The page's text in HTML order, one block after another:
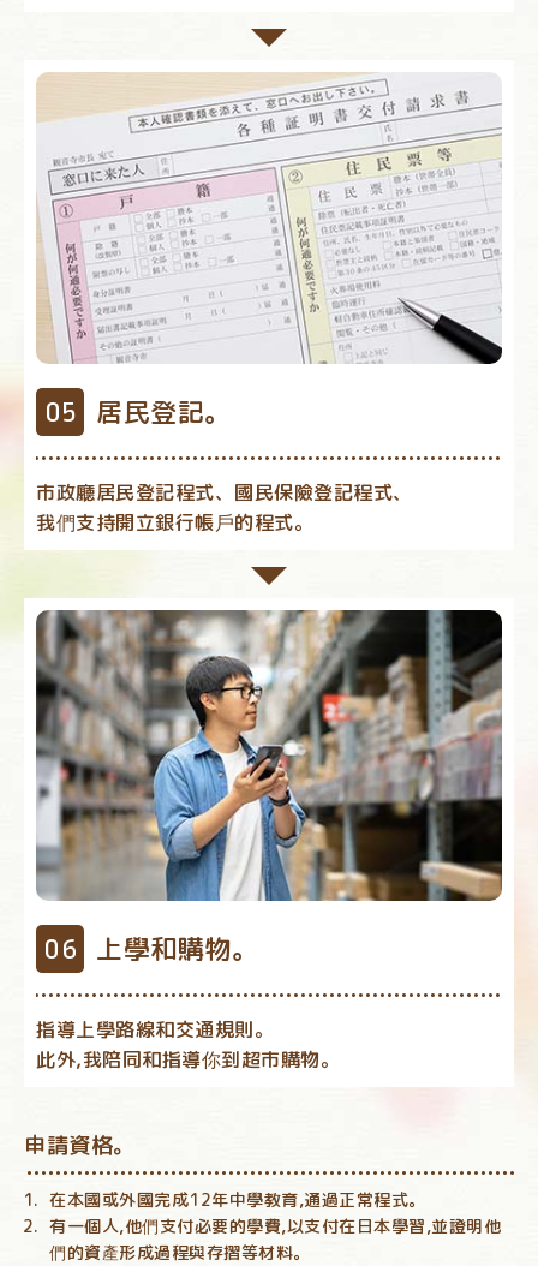
居民登記。
市政廳居民登記程式、國民保險登記程式、
我們支持開立銀行帳戶的程式。
上學和購物。
指導上學路線和交通規則。
此外,我陪同和指導你到超市購物。
申請資格。
在本國或外國完成12年中學教育,通過正常程式。
有一個人,他們支付必要的學費,以支付在日本學習,並證明他
們的資產形成過程與存摺等材料。